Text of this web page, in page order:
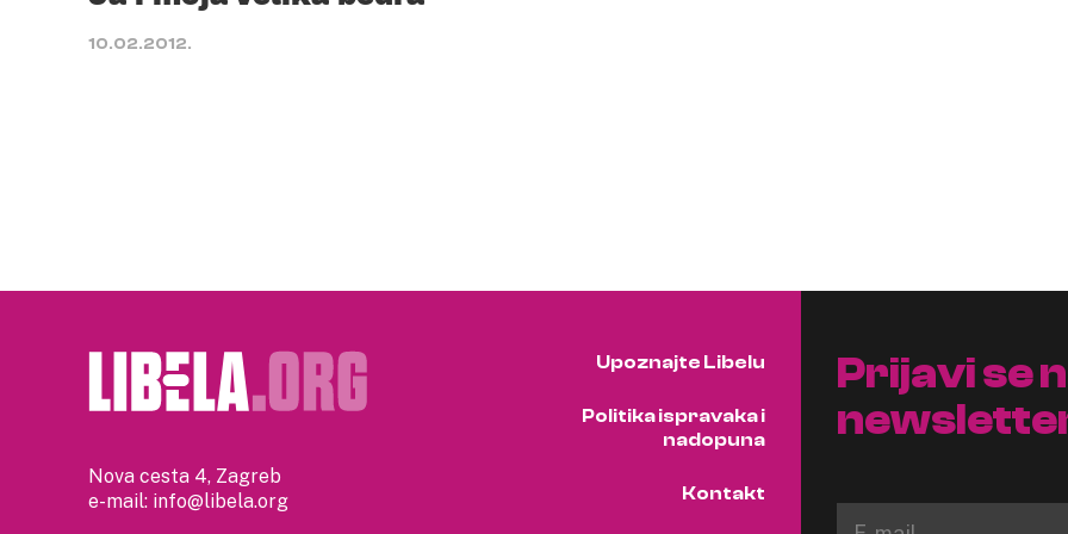
10.02.2012.
Nova cesta 4, Zagreb
e-mail: info@libela.org
Upoznajte Libelu
Politika ispravaka i
nadopuna
Kontakt
Prijavi se